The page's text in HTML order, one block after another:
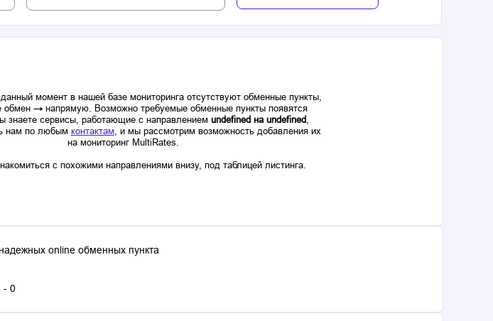
момент в нашей базе мониторинга отсутствуют обменные пункты,
обмен → напрямую. Возможно требуемые обменные пункты появятся
знаете сервисы, работающие с направлением undefined на undefined,
нам по любым контактам, и мы рассмотрим возможность добавления их
на мониторинг MultiRates.
с похожими направлениями внизу, под таблицей листинга.
online обменных пункта
- 0